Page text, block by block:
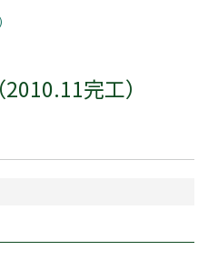
完工）